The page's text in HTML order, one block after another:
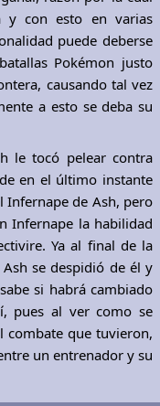
y con esto en varias
puede deberse
Pokémon justo
causando tal vez
a esto se deba su
le tocó pelear contra
en el último instante
Infernape de Ash, pero
Infernape la habilidad
Ya al final de la
se despidió de él y
si habrá cambiado
pues al ver como se
combate que tuvieron,
un entrenador y su